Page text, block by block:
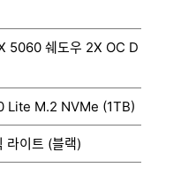
5060 쉐도우 2X OC D
Lite M.2 NVMe (1TB)
라이트 (블랙)